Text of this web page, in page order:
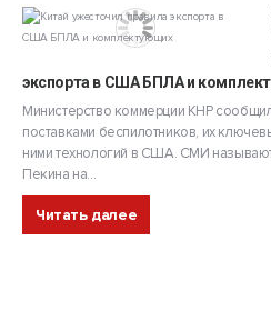
экспорта в США БПЛА и
Министерство коммерции КНР
поставками беспилотников, их
ними технологий в США. СМИ
Пекина на...
Читать далее